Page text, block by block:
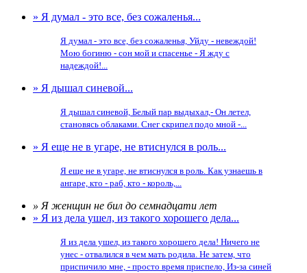
» Я думал - это все, без сожаленья...
Я думал - это все, без сожаленья, Уйду - невеждой!
Мою богиню - сон мой и спасенье - Я жду с
надеждой!...
» Я дышал синевой...
Я дышал синевой, Белый пар выдыхал,- Он летел,
становясь облаками. Снег скрипел подо мной -...
» Я еще не в угаре, не втиснулся в роль...
Я еще не в угаре, не втиснулся в роль. Как узнаешь в
ангаре, кто - раб, кто - король,...
» Я женщин не бил до семнадцати лет
» Я из дела ушел, из такого хорошего дела...
Я из дела ушел, из такого хорошего дела! Ничего не
унес - отвалился в чем мать родила. Не затем, что
приспичило мне, - просто время приспело, Из-за синей